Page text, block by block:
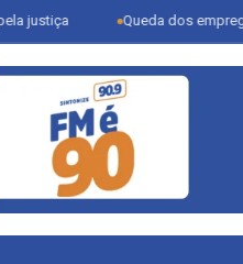
Queda dos empregos